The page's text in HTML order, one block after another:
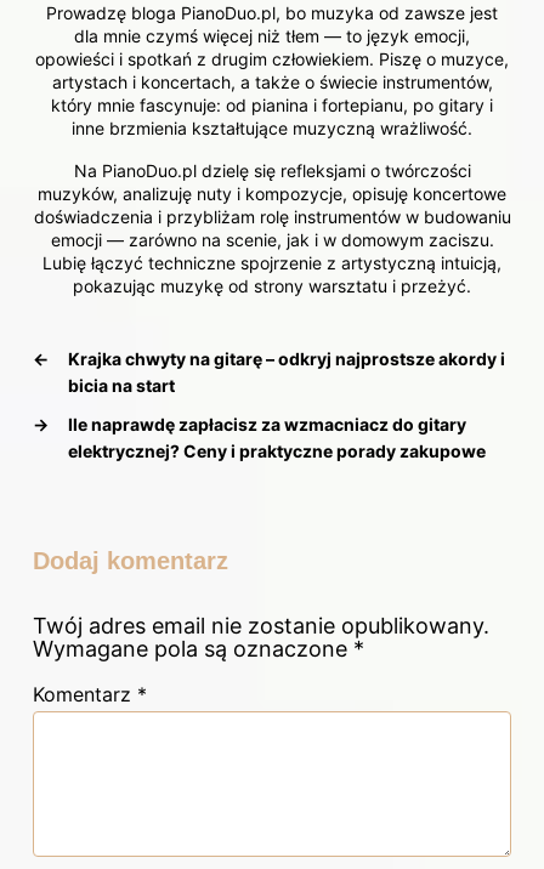
Prowadzę bloga PianoDuo.pl, bo muzyka od zawsze jest
dla mnie czymś więcej niż tłem — to język emocji,
opowieści i spotkań z drugim człowiekiem. Piszę o muzyce,
artystach i koncertach, a także o świecie instrumentów,
który mnie fascynuje: od pianina i fortepianu, po gitary i
inne brzmienia kształtujące muzyczną wrażliwość.
Na PianoDuo.pl dzielę się refleksjami o twórczości
muzyków, analizuję nuty i kompozycje, opisuję koncertowe
doświadczenia i przybliżam rolę instrumentów w budowaniu
emocji — zarówno na scenie, jak i w domowym zaciszu.
Lubię łączyć techniczne spojrzenie z artystyczną intuicją,
pokazując muzykę od strony warsztatu i przeżyć.
←
Krajka chwyty na gitarę – odkryj najprostsze akordy i
bicia na start
→
Ile naprawdę zapłacisz za wzmacniacz do gitary
elektrycznej? Ceny i praktyczne porady zakupowe
Dodaj komentarz
Twój adres email nie zostanie opublikowany.
Wymagane pola są oznaczone *
Komentarz *